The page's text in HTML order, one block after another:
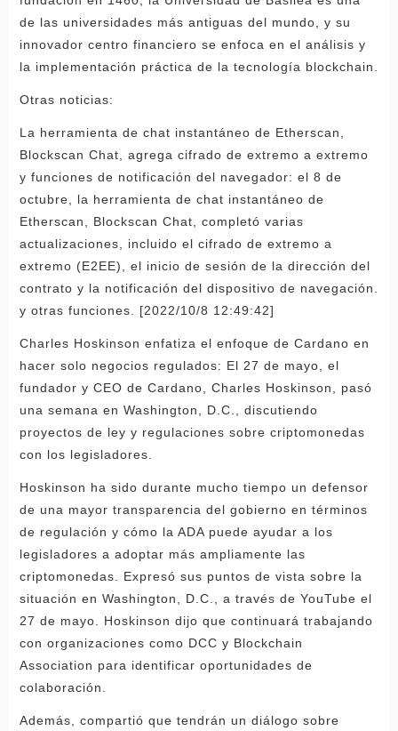
de las universidades más antiguas del mundo, y su
innovador centro financiero se enfoca en el análisis y
la implementación práctica de la tecnología blockchain.
Otras noticias:
La herramienta de chat instantáneo de Etherscan,
Blockscan Chat, agrega cifrado de extremo a extremo
y funciones de notificación del navegador: el 8 de
octubre, la herramienta de chat instantáneo de
Etherscan, Blockscan Chat, completó varias
actualizaciones, incluido el cifrado de extremo a
extremo (E2EE), el inicio de sesión de la dirección del
contrato y la notificación del dispositivo de navegación.
y otras funciones. [2022/10/8 12:49:42]
Charles Hoskinson enfatiza el enfoque de Cardano en
hacer solo negocios regulados: El 27 de mayo, el
fundador y CEO de Cardano, Charles Hoskinson, pasó
una semana en Washington, D.C., discutiendo
proyectos de ley y regulaciones sobre criptomonedas
con los legisladores.
Hoskinson ha sido durante mucho tiempo un defensor
de una mayor transparencia del gobierno en términos
de regulación y cómo la ADA puede ayudar a los
legisladores a adoptar más ampliamente las
criptomonedas. Expresó sus puntos de vista sobre la
situación en Washington, D.C., a través de YouTube el
27 de mayo. Hoskinson dijo que continuará trabajando
con organizaciones como DCC y Blockchain
Association para identificar oportunidades de
colaboración.
Además, compartió que tendrán un diálogo sobre